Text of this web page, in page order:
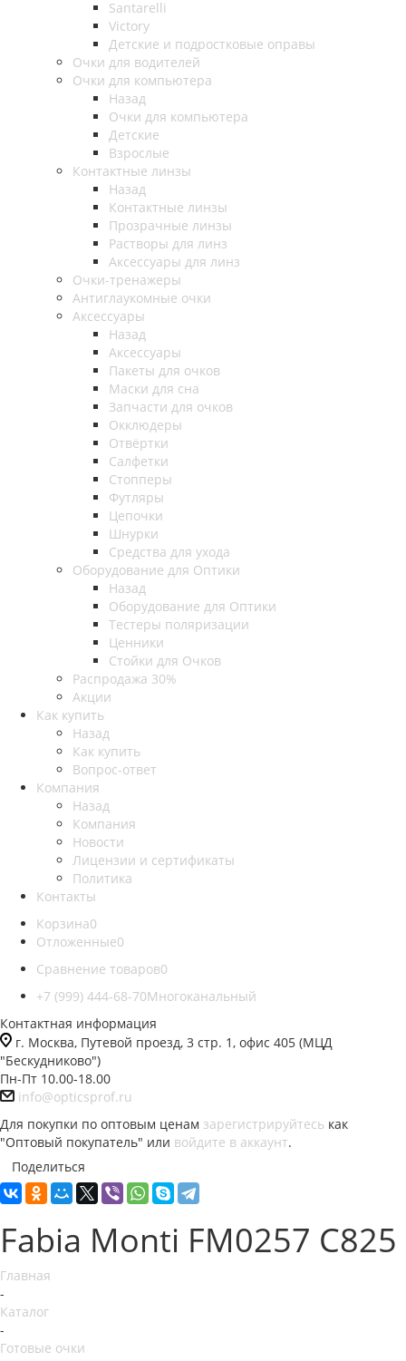
Santarelli
Victory
Детские и подростковые оправы
Очки для водителей
Очки для компьютера
Назад
Очки для компьютера
Детские
Взрослые
Контактные линзы
Назад
Контактные линзы
Прозрачные линзы
Растворы для линз
Аксессуары для линз
Очки-тренажеры
Антиглаукомные очки
Аксессуары
Назад
Аксессуары
Пакеты для очков
Маски для сна
Запчасти для очков
Окклюдеры
Отвёртки
Салфетки
Стопперы
Футляры
Цепочки
Шнурки
Средства для ухода
Оборудование для Оптики
Назад
Оборудование для Оптики
Тестеры поляризации
Ценники
Стойки для Очков
Распродажа 30%
Акции
Как купить
Назад
Как купить
Вопрос-ответ
Компания
Назад
Компания
Новости
Лицензии и сертификаты
Политика
Контакты
Корзина0
Отложенные0
Сравнение товаров0
+7 (999) 444-68-70Многоканальный
Контактная информация
г. Москва, Путевой проезд, 3 стр. 1, офис 405 (МЦД
"Бескудниково")
Пн-Пт 10.00-18.00
info@opticsprof.ru
Для покупки по оптовым ценам зарегистрируйтесь как
"Оптовый покупатель" или войдите в аккаунт.
Поделиться
Fabia Monti FM0257 C825
Главная
-
Каталог
-
Готовые очки